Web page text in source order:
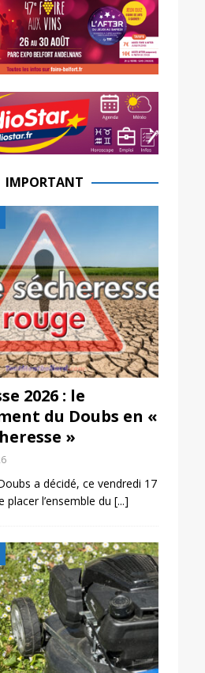
IMPORTANT
2026 : le
du Doubs en «
»
a décidé, ce vendredi 17
placer l’ensemble du [...]